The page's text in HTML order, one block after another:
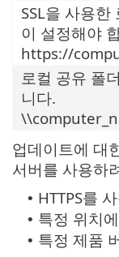
SSL을 사용
이 설정해야
https://
로컬 공유 폴
니다.
업데이트에 대
서버를 사용하
• HTTPS를
• 특정 위치
• 특정 제품